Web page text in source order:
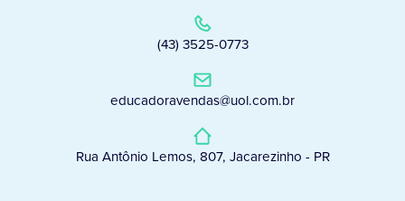
(43) 3525-0773
educadoravendas@uol.com.br
Rua Antônio Lemos, 807, Jacarezinho - PR